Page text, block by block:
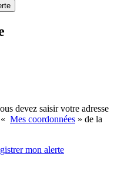
devez saisir votre adresse
Mes coordonnées » de la
mon alerte